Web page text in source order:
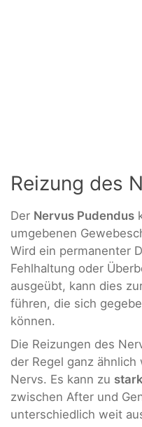
Reizung des
Der Nervus Pudendus
umgebenen
Wird ein permanenter
Fehlhaltung oder
ausgeübt, kann dies
führen, die sich
können.
Die Reizungen des
der Regel ganz
Nervs. Es kann zu
zwischen After und
unterschiedlich weit